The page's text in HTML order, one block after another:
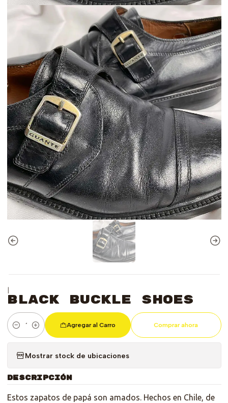
|
Black Buckle Shoes
Cantidad
Agregar al Carro Comprar ahora
Mostrar stock de ubicaciones
DESCRIPCIÓN
Estos zapatos de papá son amados. Hechos en Chile, de